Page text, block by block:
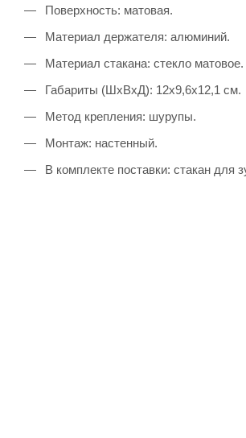
Поверхность: матовая.
Материал держателя: алюминий.
Материал стакана: стекло матовое.
Габариты (ШхВхД): 12х9,6х12,1 см.
Метод крепления: шурупы.
Монтаж: настенный.
В комплекте поставки: стакан для